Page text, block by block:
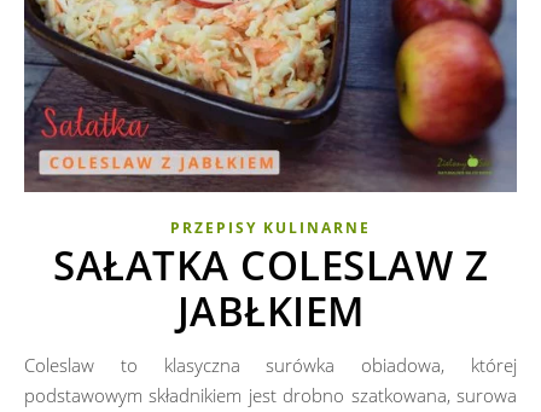
PRZEPISY KULINARNE
SAŁATKA COLESLAW Z
JABŁKIEM
Coleslaw to klasyczna surówka obiadowa, której
podstawowym składnikiem jest drobno szatkowana, surowa